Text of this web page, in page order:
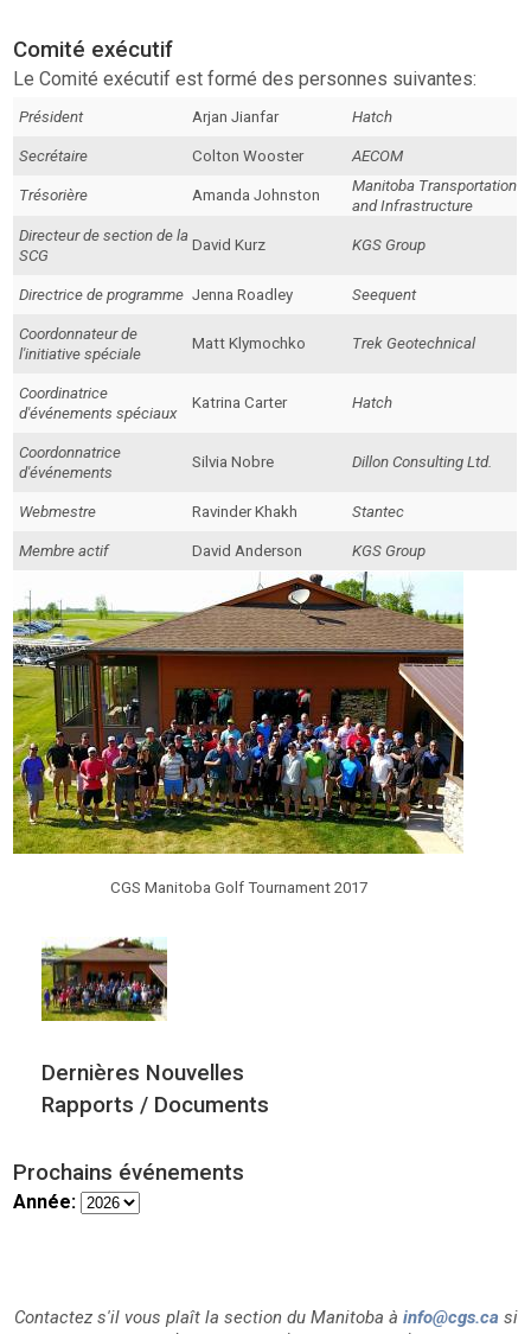
Comité exécutif
Le Comité exécutif est formé des personnes suivantes:
Président Arjan Jianfar Hatch
Secrétaire Colton Wooster AECOM
Trésorière Amanda Johnston
Manitoba Transportation
and Infrastructure
Directeur de section de la
SCG
David Kurz KGS Group
Directrice de programme Jenna Roadley Seequent
Coordonnateur de
l'initiative spéciale
Matt Klymochko Trek Geotechnical
Coordinatrice
d'événements spéciaux
Katrina Carter Hatch
Coordonnatrice
d'événements
Silvia Nobre Dillon Consulting Ltd.
Webmestre Ravinder Khakh Stantec
Membre actif David Anderson KGS Group
CGS Manitoba Golf Tournament 2017
Dernières Nouvelles
Rapports / Documents
Prochains événements
Année:
Contactez s'il vous plaît la section du Manitoba à info@cgs.ca si